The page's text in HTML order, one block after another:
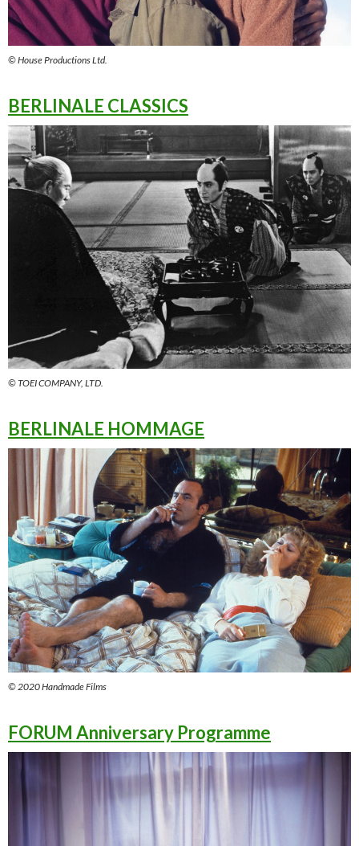
© House Productions Ltd.
BERLINALE CLASSICS
© TOEI COMPANY, LTD.
BERLINALE HOMMAGE
© 2020 Handmade Films
FORUM Anniversary Programme